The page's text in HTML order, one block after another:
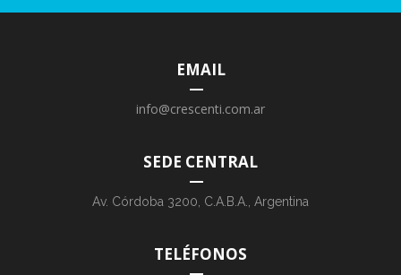
EMAIL
info@crescenti.com.ar
SEDE CENTRAL
Av. Córdoba 3200, C.A.B.A., Argentina
TELÉFONOS